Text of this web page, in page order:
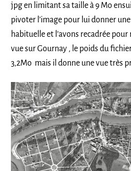
jpg en limitant sa taille à 9 Mo
pivoter l’image pour lui donner
habituelle et l’avons recadrée
vue sur Gournay , le poids du
3,2Mo mais il donne une vue très